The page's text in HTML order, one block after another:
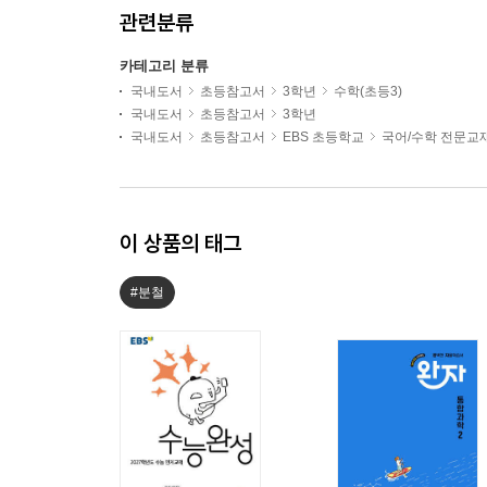
관련분류
카테고리 분류
국내도서 초등참고서 3학년
수학(초등3)
국내도서
초등참고서
3학년
국내도서
초등참고서 EBS 초등학교 국어/수학 전문교
이 상품의 태그
#분철